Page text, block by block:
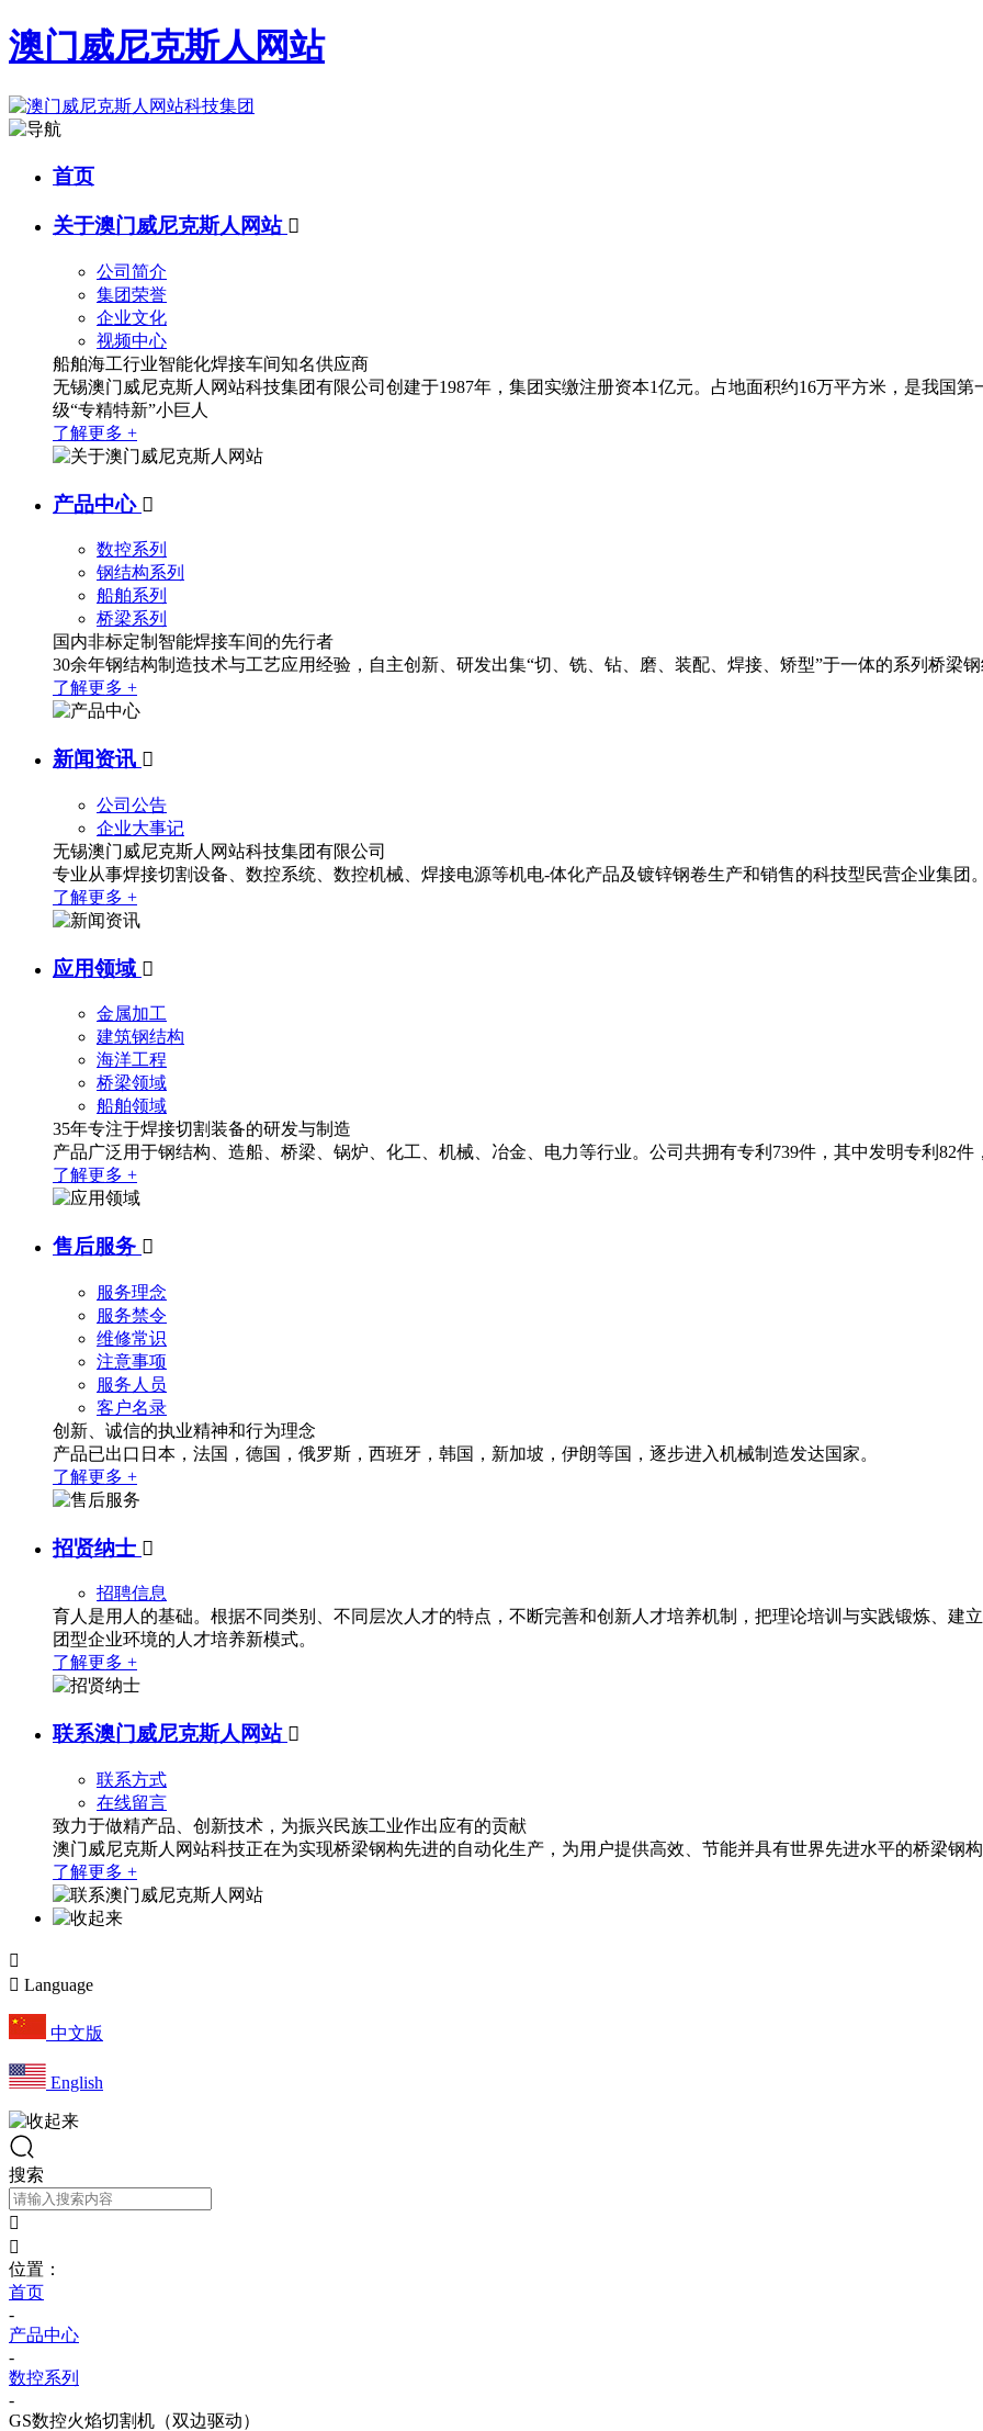
澳门威尼克斯人网站
首页
关于澳门威尼克斯人网站 
公司简介
集团荣誉
企业文化
视频中心
船舶海工行业智能化焊接车间知名供应商
无锡澳门威尼克斯人网站科技集团有限公司创建于1987年，集团实缴注册资本1亿元。占地面积约16万平方米，是我国
级“专精特新”小巨人
了解更多 +
产品中心 
数控系列
钢结构系列
船舶系列
桥梁系列
国内非标定制智能焊接车间的先行者
30余年钢结构制造技术与工艺应用经验，自主创新、研发出集“切、铣、钻、磨、装配、焊接、矫型”于一体的系列桥梁
了解更多 +
新闻资讯 
公司公告
企业大事记
无锡澳门威尼克斯人网站科技集团有限公司
专业从事焊接切割设备、数控系统、数控机械、焊接电源等机电-体化产品及镀锌钢卷生产和销售的科技型民营企业集团
了解更多 +
应用领域 
金属加工
建筑钢结构
海洋工程
桥梁领域
船舶领域
35年专注于焊接切割装备的研发与制造
产品广泛用于钢结构、造船、桥梁、锅炉、化工、机械、冶金、电力等行业。公司共拥有专利739件，其中发明专利82件
了解更多 +
售后服务 
服务理念
服务禁令
维修常识
注意事项
服务人员
客户名录
创新、诚信的执业精神和行为理念
产品已出口日本，法国，德国，俄罗斯，西班牙，韩国，新加坡，伊朗等国，逐步进入机械制造发达国家。
了解更多 +
招贤纳士 
招聘信息
育人是用人的基础。根据不同类别、不同层次人才的特点，不断完善和创新人才培养机制，把理论培训与实践锻炼、建
团型企业环境的人才培养新模式。
了解更多 +
联系澳门威尼克斯人网站 
联系方式
在线留言
致力于做精产品、创新技术，为振兴民族工业作出应有的贡献
澳门威尼克斯人网站科技正在为实现桥梁钢构先进的自动化生产，为用户提供高效、节能并具有世界先进水平的桥梁钢
了解更多 +

 Language
中文版
English
搜索


位置：
首页
-
产品中心
-
数控系列
-
GS数控火焰切割机（双边驱动）